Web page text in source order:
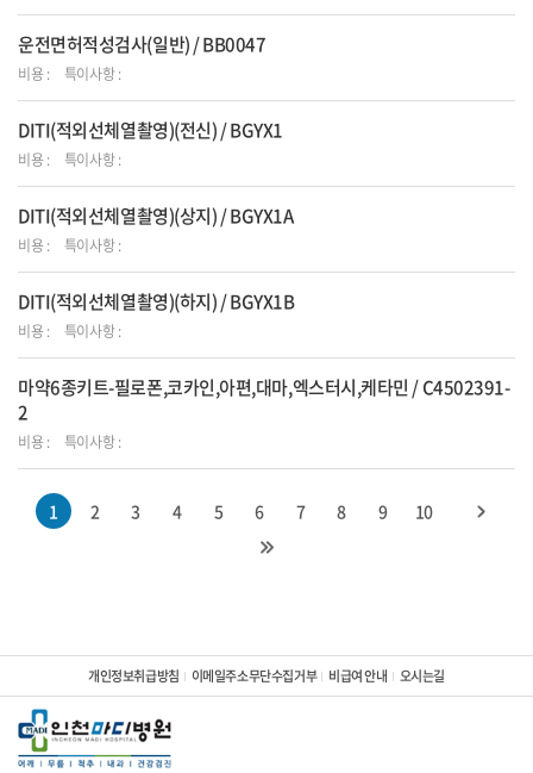
운전면허적성검사(일반) / BB0047
비용 : 특이사항 :
DITI(적외선체열촬영)(전신) / BGYX1
비용 : 특이사항 :
DITI(적외선체열촬영)(상지) / BGYX1A
비용 : 특이사항 :
DITI(적외선체열촬영)(하지) / BGYX1B
비용 : 특이사항 :
마약6종키트-필로폰,코카인,아편,대마,엑스터시,케타민 / C4502391-
2
비용 : 특이사항 :
1 2 3 4 5 6 7 8 9 10
개인정보취급방침 이메일주소무단수집거부 비급여 안내 오시는길